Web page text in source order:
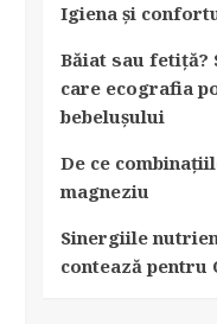
Igiena și
Băiat sau fetiță?
care ecografia
bebelușului
De ce
magneziu
Sinergiile
contează pentru